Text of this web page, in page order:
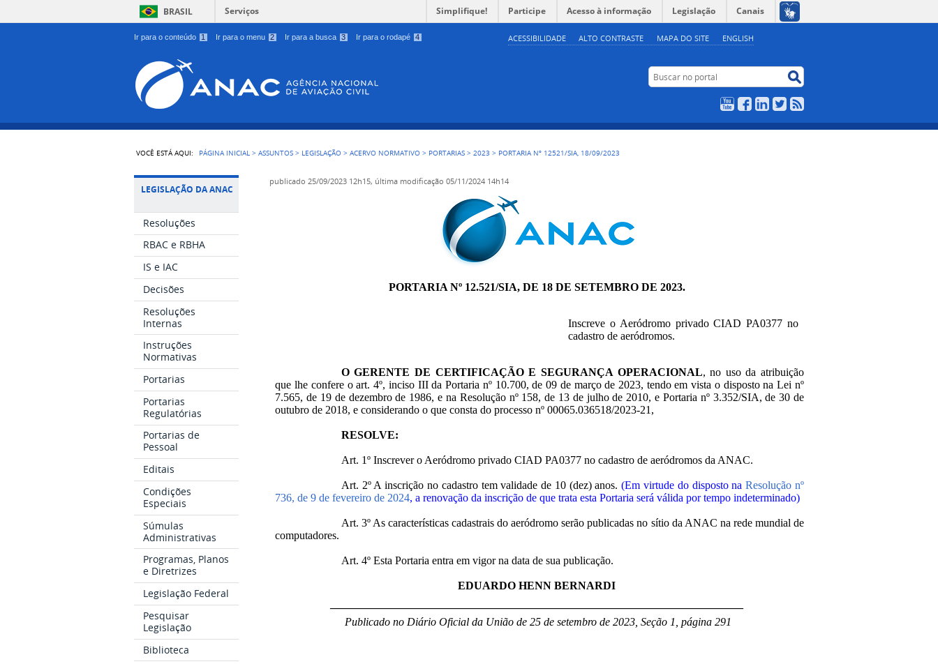
Ir para o conteúdo 1 Ir para o menu 2 Ir para a busca 3 Ir para o rodapé 4 ACESSIBILIDADE ALTO CONTRASTE MAPA DO SITE ENGLISH
BRASIL Serviços Simplifique! Participe Acesso à informação Legislação Canais
Buscar no portal
YouTubeFacebookLinkedIn
Twitter
VOCÊ ESTÁ AQUI: PÁGINA INICIAL >ASSUNTOS > LEGISLAÇÃO >ACERVO NORMATIVO > PORTARIAS >2023 > PORTARIA Nº 12521/SIA, 18/09/2023
LEGISLAÇÃO DA ANAC
Resoluções
RBAC e RBHA
IS e IAC
Decisões
Resoluções
Internas
Instruções
Normativas
Portarias
Portarias
Regulatórias
Portarias de
Pessoal
Editais
Condições
Especiais
Súmulas
Administrativas
Programas, Planos
e Diretrizes
Legislação Federal
Pesquisar
Legislação
Biblioteca
publicado 25/09/2023 12h15, última modificação 05/11/2024 14h14
PORTARIA Nº 12.521/SIA, DE 18 DE SETEMBRO DE 2023.
Inscreve o Aeródromo privado CIAD PA0377 no
cadastro de aeródromos.
O GERENTE DE CERTIFICAÇÃO E SEGURANÇA OPERACIONAL, no uso da atribuição
que lhe confere o art. 4º, inciso III da Portaria nº 10.700, de 09 de março de 2023, tendo em vista o disposto na Lei nº
7.565, de 19 de dezembro de 1986, e na Resolução nº 158, de 13 de julho de 2010, e Portaria nº 3.352/SIA, de 30 de
outubro de 2018, e considerando o que consta do processo nº 00065.036518/2023-21,
RESOLVE:
Art. 1º Inscrever o Aeródromo privado CIAD PA0377 no cadastro de aeródromos da ANAC.
Art. 2º A inscrição no cadastro tem validade de 10 (dez) anos.(Em virtude do disposto naResolução nº
736, de 9 de fevereiro de 2024, a renovação da inscrição de que trata esta Portaria será válida por tempo indeterminado)
Art. 3º As características cadastrais do aeródromo serão publicadas no sítio da ANAC na rede mundial de
computadores.
Art. 4º Esta Portaria entra em vigor na data de sua publicação.
EDUARDO HENN BERNARDI
Publicado no Diário Oficial da União de 25 de setembro de 2023, Seção 1, página 291